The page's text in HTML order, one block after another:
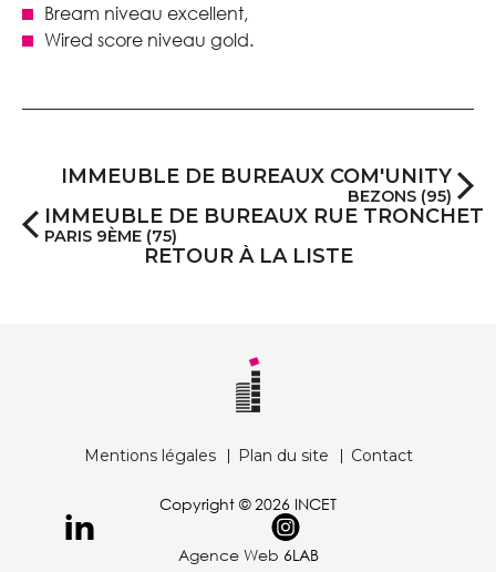
Bream niveau excellent,
Wired score niveau gold.
IMMEUBLE DE BUREAUX RUE TRONCHET
PARIS 9ÈME (75)
RETOUR À LA LISTE
IMMEUBLE DE BUREAUX COM'UNITY
BEZONS (95)
Mentions légales Plan du site Contact
Copyright © 2026 INCET
Agence Web 6LAB